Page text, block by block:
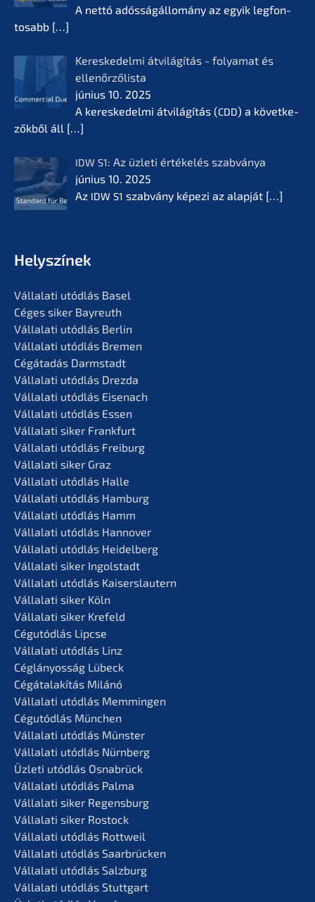
A nettó adóssá­gál­lomá­ny az egyik legfon­
tosabb […]
Keres­ke­del­mi átvilá­gí­tás - folyamat és
ellenőr­ző­lis­ta
június 10. 2025
A keres­ke­del­mi átvilá­gí­tás (CDD) a követ­ke­
zők­ből áll […]
IDW S1: Az üzleti értékelés szabvá­nya
június 10. 2025
Az IDW S1 szabvá­ny képezi az alapját […]
Helyszí­nek
Vállala­ti utódlás Basel
Céges siker Bayreuth
Vállala­ti utódlás Berlin
Vállala­ti utódlás Bremen
Cégáta­dás Darmstadt
Vállala­ti utódlás Drezda
Vállala­ti utódlás Eisenach
Vállala­ti utódlás Essen
Vállala­ti siker Frankfurt
Vállala­ti utódlás Freiburg
Vállala­ti siker Graz
Vállala­ti utódlás Halle
Vállala­ti utódlás Hamburg
Vállala­ti utódlás Hamm
Vállala­ti utódlás Hannover
Vállala­ti utódlás Heidelberg
Vállala­ti siker Ingolstadt
Vállala­ti utódlás Kaiserslautern
Vállala­ti siker Köln
Vállala­ti siker Krefeld
Cégutód­lás Lipcse
Vállala­ti utódlás Linz
Céglá­n­yos­ság Lübeck
Cégátalakí­tás Milánó
Vállala­ti utódlás Memmingen
Cégutód­lás München
Vállala­ti utódlás Münster
Vállala­ti utódlás Nürnberg
Üzleti utódlás Osnabrück
Vállala­ti utódlás Palma
Vállala­ti siker Regensburg
Vállala­ti siker Rostock
Vállala­ti utódlás Rottweil
Vállala­ti utódlás Saarbrücken
Vállala­ti utódlás Salzburg
Vállala­ti utódlás Stuttgart